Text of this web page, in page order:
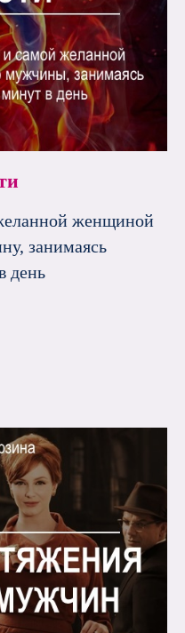
женщиной
занимаясь
день